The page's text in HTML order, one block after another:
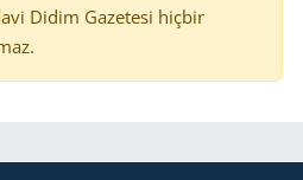
Didim Gazetesi hiçbir